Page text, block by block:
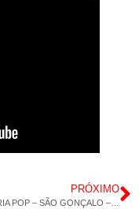
PRÓXIMO
DROGARIA POP – SÃO GONÇALO – CÁLCIO MDK – VITAMINA C + ZINCO – 28/03/2023 – 15H 13M